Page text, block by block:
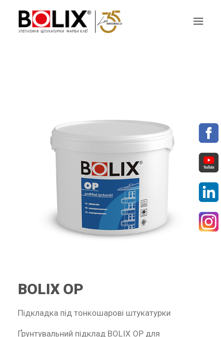
КАТАЛОГИ КОЛЬОРІВ
ПАРТНЕРИ
МАТЕРІАЛИ ДЛЯ ЗАВАНТАЖЕННЯ
RECEPTURY
BOLIX OP
Підкладка під тонкошарові штукатурки
Ґрунтувальний підклад BOLIX OP для